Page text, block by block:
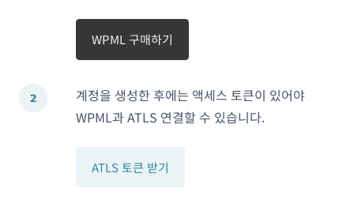
WPML 구매하기
계정을 생성한 후에는 액세스 토큰이 있어야
WPML과 ATLS 연결할 수 있습니다.
ATLS 토큰 받기